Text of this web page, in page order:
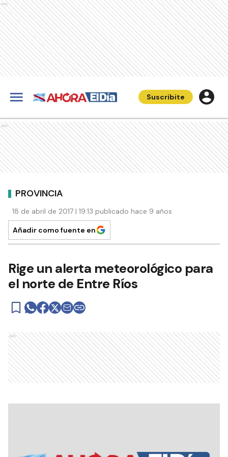
Ads
Suscribite
Ads
PROVINCIA
18 de abril de 2017 | 19:13 publicado hace 9 años
Añadir como fuente en
Rige un alerta meteorológico para
el norte de Entre Ríos
Ads